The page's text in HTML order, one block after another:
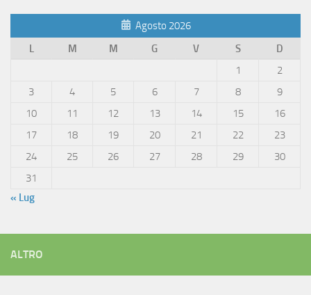
Agosto 2026
L
M M G V S
D
1
2
3
4 5 6 7 8
9
10
11 12 13 14 15
16
17
18 19 20 21 22
23
24
25 26 27 28 29
30
31
« Lug
ALTRO